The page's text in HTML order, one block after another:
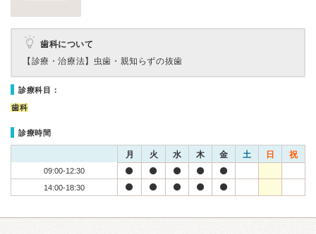
歯科について
【診療・治療法】 虫歯・親知らずの抜歯
診療科目：
歯科
診療時間
月 火 水 木 金 土 日 祝
09:00-12:30
14:00-18:30